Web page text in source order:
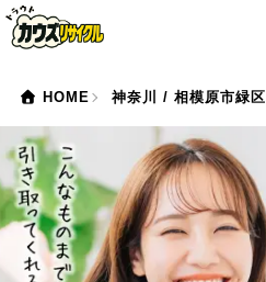
HOME 神奈川 / 相模原市緑区